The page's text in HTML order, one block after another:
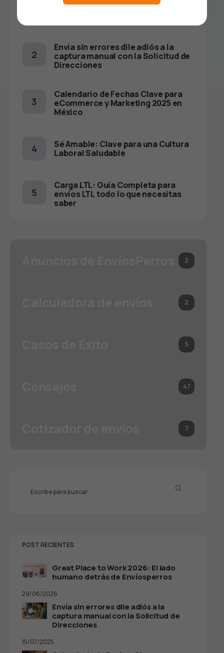
Great Place to Work 2026: El lado
Envía sin errores dile adiós a la
captura manual con la Solicitud de
Direcciones
Calendario de Fechas Clave para
eCommerce y Marketing 2025 en
México
Sé Amable: Clave para una Cultura
Laboral Saludable
Carga LTL: Guía Completa para
envíos LTL todo lo que necesitas
saber
2
2
5
47
7
POST RECIENTES
Great Place to Work 2026: El lado
humano detrás de Envíosperros
29/06/2026
Envía sin errores dile adiós a la
captura manual con la Solicitud de
Direcciones
15/07/2025